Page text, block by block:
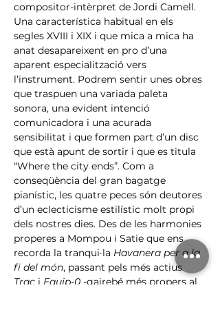
compositor-intèrpret de Jordi Camell.
Una característica habitual en els
segles XVIII i XIX i que mica a mica ha
anat desapareixent en pro d’una
aparent especialització vers
l’instrument. Podrem sentir unes obres
que traspuen una variada paleta
sonora, una evident intenció
comunicadora i una acurada
sensibilitat i que formen part d’un disc
que està apunt de sortir i que es titula
“Where the city ends”. Com a
conseqüència del gran bagatge
pianístic, les quatre peces són deutores
d’un eclecticisme estilístic molt propi
dels nostres dies. Des de les harmonies
properes a Mompou i Satie que ens
recorda la tranqui·la Havanera per a la
fi del món, passant pels més actius
Trac i Equip-0 -gairebé més propers al